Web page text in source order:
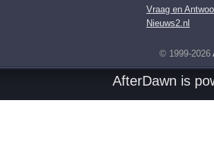
Vraag en
Nieuws2.nl
© 1999-2026
AfterDawn is